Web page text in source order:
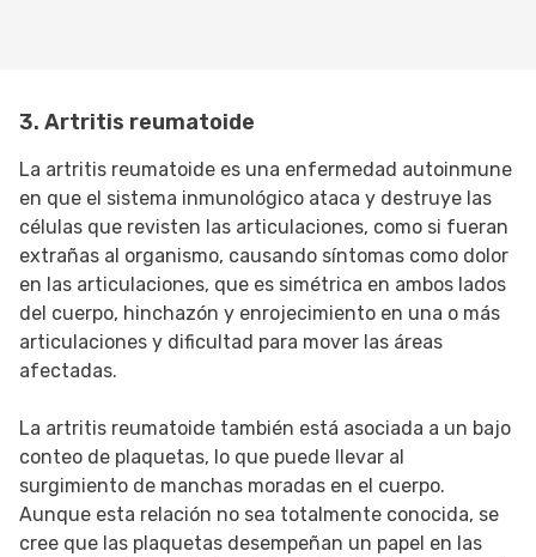
3. Artritis reumatoide
La artritis reumatoide es una enfermedad autoinmune
en que el sistema inmunológico ataca y destruye las
células que revisten las articulaciones, como si fueran
extrañas al organismo, causando síntomas como dolor
en las articulaciones, que es simétrica en ambos lados
del cuerpo, hinchazón y enrojecimiento en una o más
articulaciones y dificultad para mover las áreas
afectadas.
La artritis reumatoide también está asociada a un bajo
conteo de plaquetas, lo que puede llevar al
surgimiento de manchas moradas en el cuerpo.
Aunque esta relación no sea totalmente conocida, se
cree que las plaquetas desempeñan un papel en las